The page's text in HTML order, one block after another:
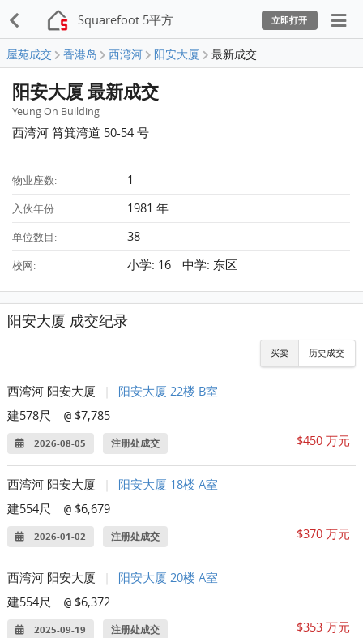
Squarefoot 5平方 立即打开
屋苑成交 香港岛 西湾河 阳安大厦 最新成交
阳安大厦 最新成交
Yeung On Building
西湾河 筲箕湾道 50-54 号
物业座数: 1
入伙年份: 1981 年
单位数目: 38
校网: 小学: 16 中学: 东区
阳安大厦 成交纪录
买卖 历史成交
西湾河 阳安大厦
阳安大厦 22楼 B室
建578尺
@ $7,785
2026-08-05 注册处成交 $450 万元
西湾河 阳安大厦
阳安大厦 18楼 A室
建554尺
@ $6,679
2026-01-02 注册处成交 $370 万元
西湾河 阳安大厦
阳安大厦 20楼 A室
建554尺
@ $6,372
2025-09-19 注册处成交 $353 万元